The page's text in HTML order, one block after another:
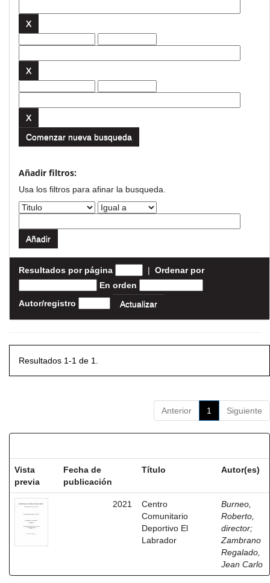
Comenzar nueva busqueda
Añadir filtros:
Usa los filtros para afinar la busqueda.
Resultados por página | Ordenar por
En orden
Autor/registro
Resultados 1-1 de 1.
Anterior 1 Siguiente
Vista
previa
Fecha de
publicación
Título Autor(es)
2021
Centro
Comunitario
Deportivo El
Labrador
Burneo,
Roberto,
director;
Zambrano
Regalado,
Jean Carlo